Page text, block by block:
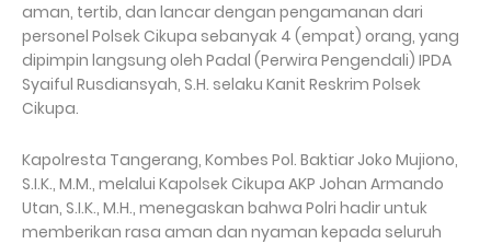
aman, tertib, dan lancar dengan pengamanan dari
personel Polsek Cikupa sebanyak 4 (empat) orang, yang
dipimpin langsung oleh Padal (Perwira Pengendali) IPDA
Syaiful Rusdiansyah, S.H. selaku Kanit Reskrim Polsek
Cikupa.
Kapolresta Tangerang, Kombes Pol. Baktiar Joko Mujiono,
S.I.K., M.M., melalui Kapolsek Cikupa AKP Johan Armando
Utan, S.I.K., M.H., menegaskan bahwa Polri hadir untuk
memberikan rasa aman dan nyaman kepada seluruh